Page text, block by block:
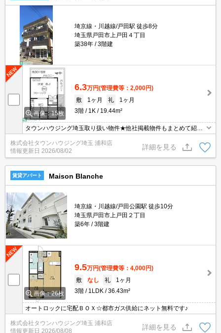
埼京線・川越線/戸田駅 徒歩8分
埼玉県戸田市上戸田４丁目
築38年
3階建
画像：15枚
6.3万円(管理費等：2,000円)
敷
1ヶ月 礼
1ヶ月
3階
1K 19.44m²
タウンハウジング埼玉取り扱い物件★他社掲載物件もまとめて紹介
できます・オンラインでの面談＆見学も対応
株式会社タウンハウジング埼玉 浦和店
情報更新日 2026/08/02
詳細を見る
賃貸アパート Maison Blanche
埼京線・川越線/戸田公園駅 徒歩10分
埼玉県戸田市上戸田２丁目
築6年
3階建
画像：26枚
9.5万円(管理費等：4,000円)
敷
なし 礼
1ヶ月
3階
1LDK 36.43m²
オートロックに宅配ＢＯＸ☆都市ガス供給にネット無料です♪
株式会社タウンハウジング埼玉 浦和店
情報更新日 2026/08/08
詳細を見る